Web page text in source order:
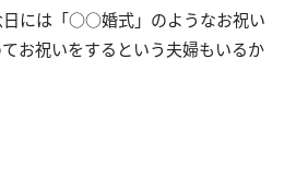
日には「○○婚式」のようなお祝い
お祝いをするという夫婦もいるか